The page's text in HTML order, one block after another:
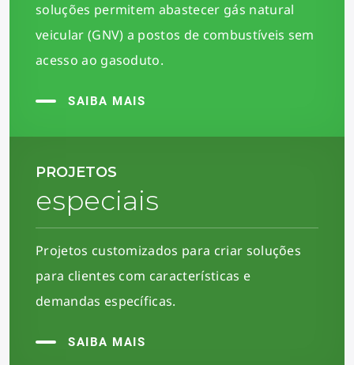
soluções permitem abastecer gás natural
veicular (GNV) a postos de combustíveis sem
acesso ao gasoduto.
SAIBA MAIS
PROJETOS
especiais
Projetos customizados para criar soluções
para clientes com características e
demandas específicas.
SAIBA MAIS